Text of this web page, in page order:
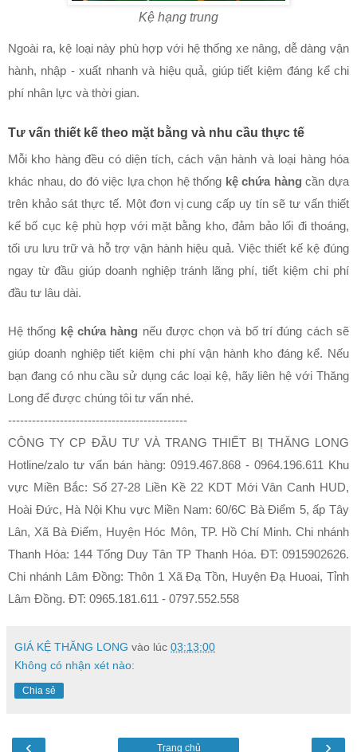
Kệ hạng trung
Ngoài ra, kệ loại này phù hợp với hệ thống xe nâng, dễ dàng vận
hành, nhập - xuất nhanh và hiệu quả, giúp tiết kiệm đáng kể chi
phí nhân lực và thời gian.
Tư vấn thiết kế theo mặt bằng và nhu cầu thực tế
Mỗi kho hàng đều có diện tích, cách vận hành và loại hàng hóa
khác nhau, do đó việc lựa chọn hệ thống kệ chứa hàng cần dựa
trên khảo sát thực tế. Một đơn vị cung cấp uy tín sẽ tư vấn thiết
kế bố cục kệ phù hợp với mặt bằng kho, đảm bảo lối đi thoáng,
tối ưu lưu trữ và hỗ trợ vận hành hiệu quả. Việc thiết kế kệ đúng
ngay từ đầu giúp doanh nghiệp tránh lãng phí, tiết kiệm chi phí
đầu tư lâu dài.
Hệ thống kệ chứa hàng nếu được chọn và bố trí đúng cách sẽ
giúp doanh nghiệp tiết kiệm chi phí vận hành kho đáng kể. Nếu
bạn đang có nhu cầu sử dụng các loại kệ, hãy liên hệ với Thăng
Long để được chúng tôi tư vấn nhé.
---------------------------------------------
CÔNG TY CP ĐẦU TƯ VÀ TRANG THIẾT BỊ THĂNG LONG
Hotline/zalo tư vấn bán hàng: 0919.467.868 - 0964.196.611 Khu
vực Miền Bắc: Số 27-28 Liền Kề 22 KDT Mới Vân Canh HUD,
Hoài Đức, Hà Nội Khu vực Miền Nam: 60/6C Bà Điểm 5, ấp Tây
Lân, Xã Bà Điểm, Huyện Hóc Môn, TP. Hồ Chí Minh. Chi nhánh
Thanh Hóa: 144 Tống Duy Tân TP Thanh Hóa. ĐT: 0915902626.
Chi nhánh Lâm Đồng: Thôn 1 Xã Đạ Tồn, Huyện Đạ Huoai, Tỉnh
Lâm Đồng. ĐT: 0965.181.611 - 0797.552.558
GIÁ KỆ THĂNG LONG vào lúc 03:13:00
Không có nhận xét nào:
Chia sẻ
‹ ›
Trang chủ